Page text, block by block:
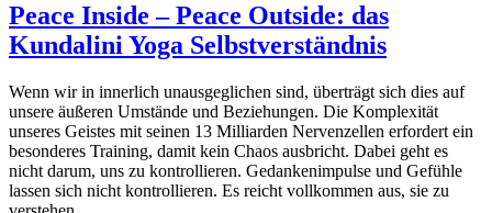
Peace Inside – Peace Outside: das
Kundalini Yoga Selbstverständnis
Wenn wir in innerlich unausgeglichen sind, überträgt sich dies auf
unsere äußeren Umstände und Beziehungen. Die Komplexität
unseres Geistes mit seinen 13 Milliarden Nervenzellen erfordert ein
besonderes Training, damit kein Chaos ausbricht. Dabei geht es
nicht darum, uns zu kontrollieren. Gedankenimpulse und Gefühle
lassen sich nicht kontrollieren. Es reicht vollkommen aus, sie zu